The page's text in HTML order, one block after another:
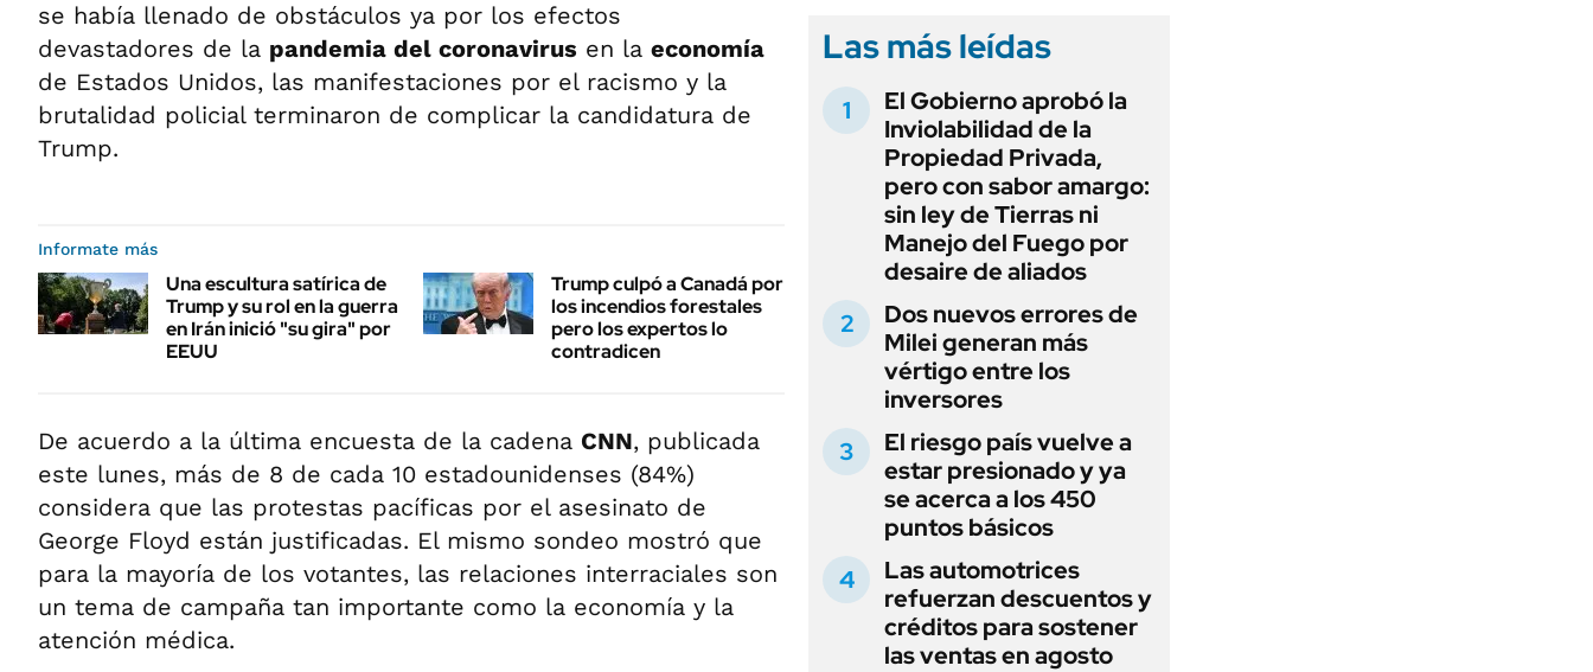
se había llenado de obstáculos ya por los efectos
devastadores de la pandemia del coronavirus en la economía
de Estados Unidos, las manifestaciones por el racismo y la
brutalidad policial terminaron de complicar la candidatura de
Trump.
Informate más
Una escultura satírica de
Trump y su rol en la guerra
en Irán inició "su gira" por
EEUU
Trump culpó a Canadá por
los incendios forestales
pero los expertos lo
contradicen
De acuerdo a la última encuesta de la cadena CNN, publicada
este lunes, más de 8 de cada 10 estadounidenses (84%)
considera que las protestas pacíficas por el asesinato de
George Floyd están justificadas. El mismo sondeo mostró que
para la mayoría de los votantes, las relaciones interraciales son
un tema de campaña tan importante como la economía y la
atención médica.
Las más leídas
El Gobierno aprobó la
Inviolabilidad de la
Propiedad Privada,
pero con sabor amargo:
sin ley de Tierras ni
Manejo del Fuego por
desaire de aliados
Dos nuevos errores de
Milei generan más
vértigo entre los
inversores
El riesgo país vuelve a
estar presionado y ya
se acerca a los 450
puntos básicos
Las automotrices
refuerzan descuentos y
créditos para sostener
las ventas en agosto